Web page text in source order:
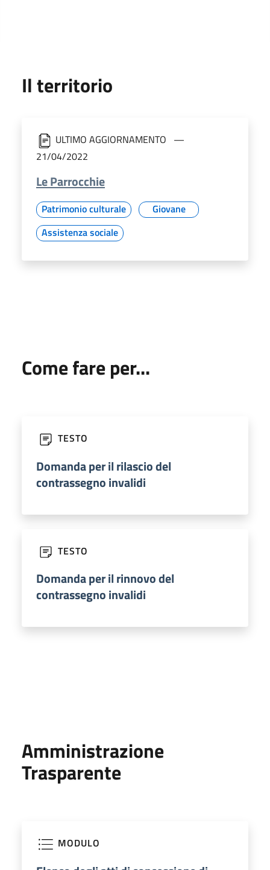
Il territorio
ULTIMO AGGIORNAMENTO
21/04/2022
Le Parrocchie
Patrimonio culturale
Giovane
Assistenza sociale
Come fare per...
TESTO
Domanda per il rilascio del
contrassegno invalidi
TESTO
Domanda per il rinnovo del
contrassegno invalidi
Amministrazione
Trasparente
MODULO